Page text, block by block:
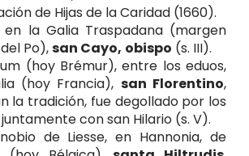
de Hijas de la Caridad (1660).
en la Galia Traspadana (margen
Po),san Cayo, obispo (s. III).
(hoy Brémur), entre los eduos,
(hoy Francia), san Florentino,
la tradición, fue degollado por los
con san Hilario (s. V).
de Liesse, en Hannonia, de